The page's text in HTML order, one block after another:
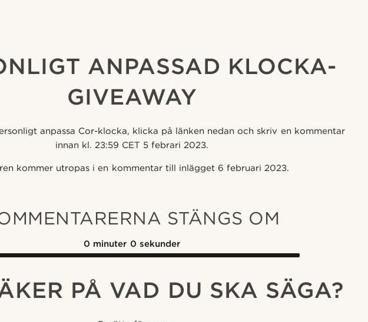
ANPASSAD KLOCKA-
GIVEAWAY
anpassa Cor-klocka, klicka på länken nedan och skriv en kommentar
innan kl. 23:59 CET 5 febrari 2023.
kommer utropas i en kommentar till inlägget 6 februari 2023.
STÄNGS OM
0 minuter 0 sekunder
PÅ VAD DU SKA SÄGA?